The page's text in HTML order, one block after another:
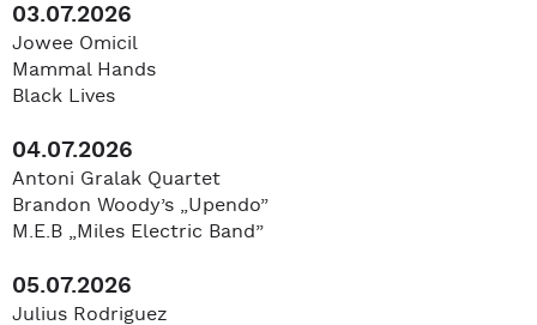
03.07.2026
Jowee Omicil
Mammal Hands
Black Lives
04.07.2026
Antoni Gralak Quartet
Brandon Woody’s „Upendo”
M.E.B „Miles Electric Band”
05.07.2026
Julius Rodriguez